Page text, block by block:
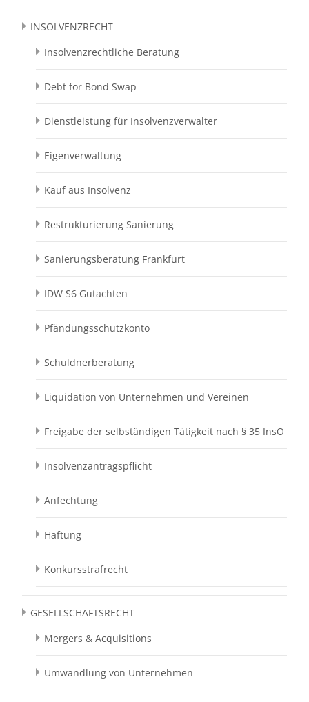
INSOLVENZRECHT
Insolvenzrechtliche Beratung
Debt for Bond Swap
Dienstleistung für Insolvenzverwalter
Eigenverwaltung
Kauf aus Insolvenz
Restrukturierung Sanierung
Sanierungsberatung Frankfurt
IDW S6 Gutachten
Pfändungsschutzkonto
Schuldnerberatung
Liquidation von Unternehmen und Vereinen
Freigabe der selbständigen Tätigkeit nach § 35 InsO
Insolvenzantragspflicht
Anfechtung
Haftung
Konkursstrafrecht
GESELLSCHAFTSRECHT
Mergers & Acquisitions
Umwandlung von Unternehmen